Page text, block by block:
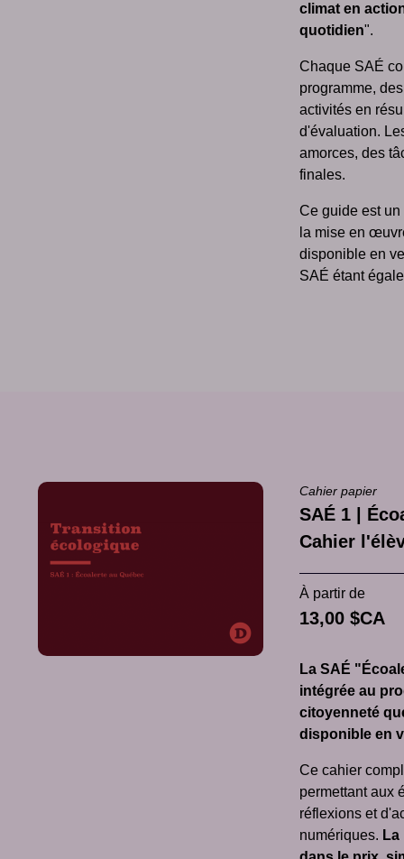
climat en
quotidien".
Chaque SAÉ
programme,
activités en
d'évaluation.
amorces, des
finales.
Ce guide est
la mise en
disponible en
SAÉ étant
Cahier papier
SAÉ 1 |
Cahier
À partir de
13,00 $CA
La SAÉ
intégrée au
citoyenneté
disponible en
Ce cahier
permettant aux
réflexions et
numériques.